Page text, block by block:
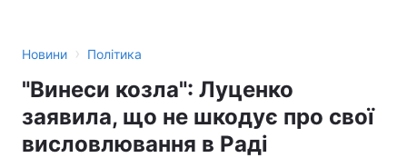
Новини › Політика
"Винеси козла": Луценко
заявила, що не шкодує про свої
висловлювання в Раді